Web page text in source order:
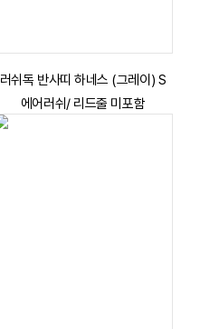
러쉬독 반사띠 하네스 (그레이) S
에어러쉬/ 리드줄 미포함